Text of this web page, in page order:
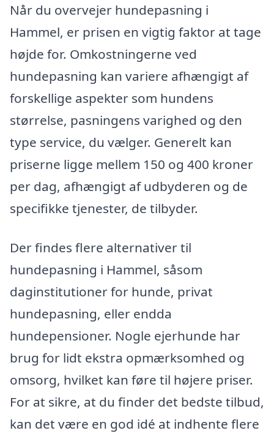
Når du overvejer hundepasning i
Hammel, er prisen en vigtig faktor at tage
højde for. Omkostningerne ved
hundepasning kan variere afhængigt af
forskellige aspekter som hundens
størrelse, pasningens varighed og den
type service, du vælger. Generelt kan
priserne ligge mellem 150 og 400 kroner
per dag, afhængigt af udbyderen og de
specifikke tjenester, de tilbyder.
Der findes flere alternativer til
hundepasning i Hammel, såsom
daginstitutioner for hunde, privat
hundepasning, eller endda
hundepensioner. Nogle ejerhunde har
brug for lidt ekstra opmærksomhed og
omsorg, hvilket kan føre til højere priser.
For at sikre, at du finder det bedste tilbud,
kan det være en god idé at indhente flere